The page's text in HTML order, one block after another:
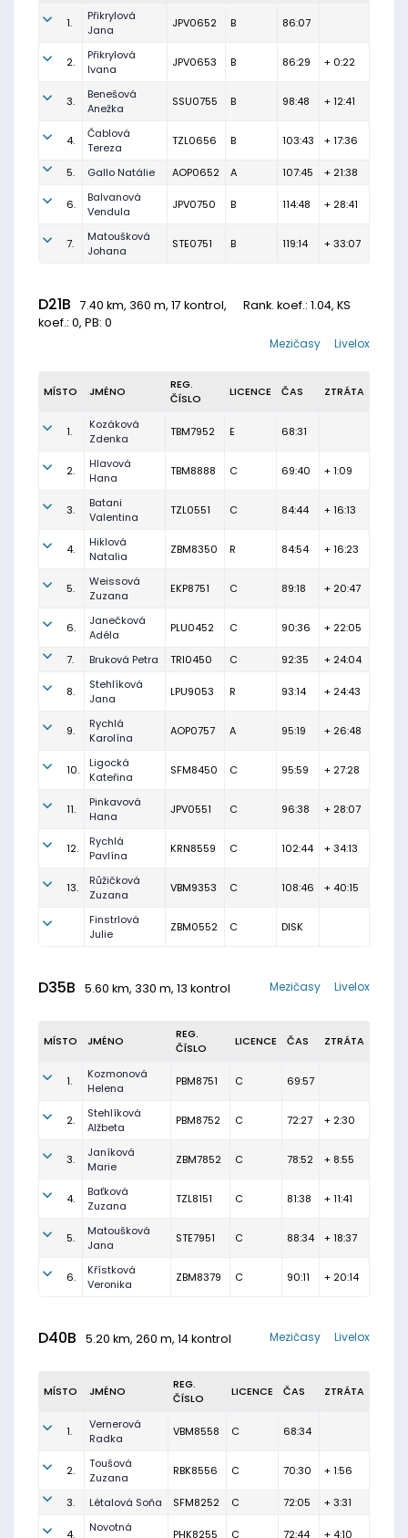
1.
Přikrylová
Jana
JPV0652 B 86:07
2.
Přikrylová
Ivana
JPV0653 B 86:29 + 0:22
3.
Benešová
Anežka
SSU0755 B 98:48 + 12:41
4.
Čablová
Tereza
TZL0656 B 103:43 + 17:36
5. Gallo Natálie AOP0652 A 107:45 + 21:38
6.
Balvanová
Vendula
JPV0750 B 114:48 + 28:41
7.
Matoušková
Johana
STE0751 B 119:14 + 33:07
D21B 7.40 km, 360 m, 17 kontrol, Rank. koef.: 1.04, KS
koef.: 0, PB: 0
Livelox
Mezičasy
MÍSTO JMÉNO
REG.
ČÍSLO
LICENCE ČAS ZTRÁTA
1.
Kozáková
Zdenka
TBM7952 E 68:31
2.
Hlavová
Hana
TBM8888 C 69:40 + 1:09
3.
Batani
Valentina
TZL0551 C 84:44 + 16:13
4.
Hiklová
Natalia
ZBM8350 R 84:54 + 16:23
5.
Weissová
Zuzana
EKP8751 C 89:18 + 20:47
6.
Janečková
Adéla
PLU0452 C 90:36 + 22:05
7. Bruková Petra TRI0450 C 92:35 + 24:04
8.
Stehlíková
Jana
LPU9053 R 93:14 + 24:43
9.
Rychlá
Karolína
AOP0757 A 95:19 + 26:48
10.
Ligocká
Kateřina
SFM8450 C 95:59 + 27:28
11.
Pinkavová
Hana
JPV0551 C 96:38 + 28:07
12.
Rychlá
Pavlína
KRN8559 C 102:44 + 34:13
13.
Růžičková
Zuzana
VBM9353 C 108:46 + 40:15
Finstrlová
Julie
ZBM0552 C DISK
D35B 5.60 km, 330 m, 13 kontrol Livelox
Mezičasy
MÍSTO JMÉNO
REG.
ČÍSLO
LICENCE ČAS ZTRÁTA
1.
Kozmonová
Helena
PBM8751 C 69:57
2.
Stehlíková
Alžbeta
PBM8752 C 72:27 + 2:30
3.
Janíková
Marie
ZBM7852 C 78:52 + 8:55
4.
Baťková
Zuzana
TZL8151 C 81:38 + 11:41
5.
Matoušková
Jana
STE7951 C 88:34 + 18:37
6.
Křístková
Veronika
ZBM8379 C 90:11 + 20:14
D40B 5.20 km, 260 m, 14 kontrol Livelox
Mezičasy
MÍSTO JMÉNO
REG.
ČÍSLO
LICENCE ČAS ZTRÁTA
1.
Vernerová
Radka
VBM8558 C 68:34
2.
Toušová
Zuzana
RBK8556 C 70:30 + 1:56
3. Létalová Soňa SFM8252 C 72:05 + 3:31
4.
Novotná
PHK8255 C 72:44 + 4:10